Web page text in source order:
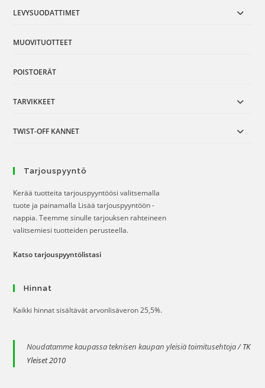
LEVYSUODATTIMET
MUOVITUOTTEET
POISTOERÄT
TARVIKKEET
TWIST-OFF KANNET
Tarjouspyyntö
Kerää tuotteita tarjouspyyntöösi valitsemalla
tuote ja painamalla Lisää tarjouspyyntöön -
nappia. Teemme sinulle tarjouksen rahteineen
valitsemiesi tuotteiden perusteella.
Katso tarjouspyyntölistasi
Hinnat
Kaikki hinnat sisältävät arvonlisäveron 25,5%.
Noudatamme kaupassa teknisen kaupan yleisiä toimitusehtoja /TK
Yleiset 2010